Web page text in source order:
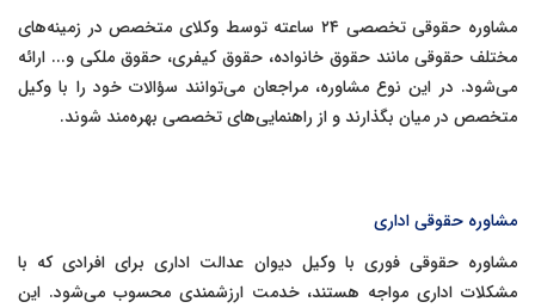
مشاوره حقوقی تخصصی ۲۴ ساعته توسط وکلای متخصص در زمینه‌های
مختلف حقوقی مانند حقوق خانواده، حقوق کیفری، حقوق ملکی و... ارائه
می‌شود. در این نوع مشاوره، مراجعان می‌توانند سؤالات خود را با وکیل
متخصص در میان بگذارند و از راهنمایی‌های تخصصی بهره‌مند شوند.
مشاوره حقوقی اداری
مشاوره حقوقی فوری با وکیل دیوان عدالت اداری برای افرادی که با
مشکلات اداری مواجه هستند، خدمت ارزشمندی محسوب می‌شود. این